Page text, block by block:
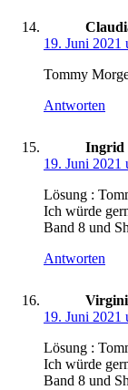
19. Juni 2021
Tommy
Antworten
Ingrid
19. Juni 2021
Lösung :
Ich würde
Band 8 und
Antworten
19. Juni 2021
Lösung :
Ich würde
Band 8 und